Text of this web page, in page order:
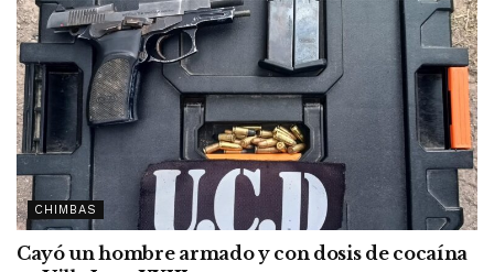
CHIMBAS
Cayó un hombre armado y con dosis de cocaína